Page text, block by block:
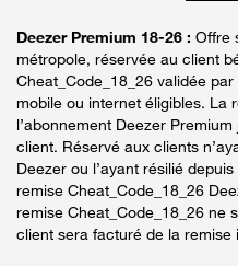
Deezer Premium 18-26 : Offre
métropole, réservée au client
Cheat_Code_18_26 validée
mobile ou internet éligibles. La
l’abonnement Deezer
client. Réservé aux clients
Deezer ou l’ayant résilié
remise Cheat_Code_18_26
remise Cheat_Code_18_26 ne
client sera facturé de la remise